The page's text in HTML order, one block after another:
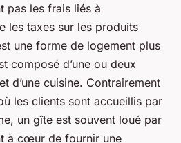
pas les frais liés à
les taxes sur les produits
une forme de logement plus
composé d’une ou deux
d’une cuisine. Contrairement
les clients sont accueillis par
un gîte est souvent loué par
à cœur de fournir une